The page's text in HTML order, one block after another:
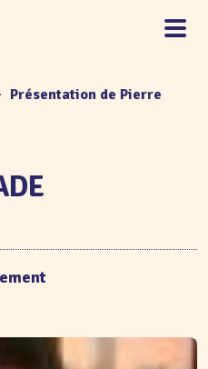
Présentation de Pierre